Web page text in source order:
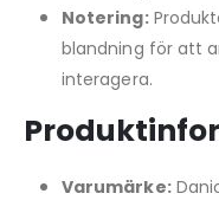
Notering:
blandning för att
interagera.
Varumärke: